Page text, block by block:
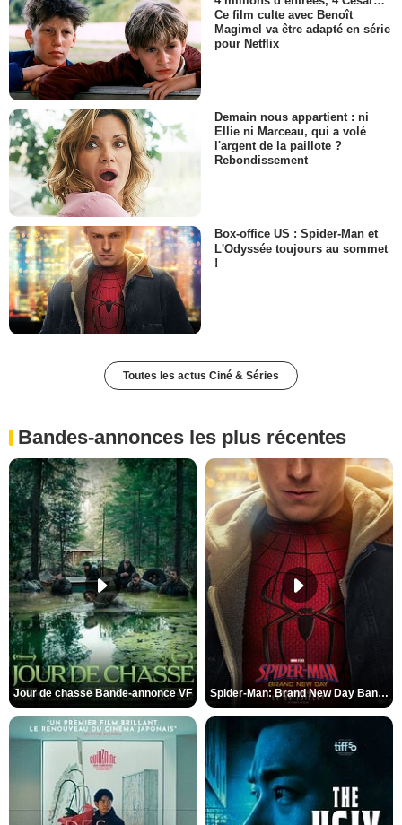
Ce film culte avec Benoît
Magimel va être adapté en série
pour Netflix
Demain nous appartient : ni
Ellie ni Marceau, qui a volé
l'argent de la paillote ?
Rebondissement
Box-office US : Spider-Man et
L'Odyssée toujours au sommet
!
Toutes les actus Ciné & Séries
Bandes-annonces les plus récentes
Jour de chasse Bande-annonce VF Spider-Man: Brand New Day Bande-annonce (3) VO STFR